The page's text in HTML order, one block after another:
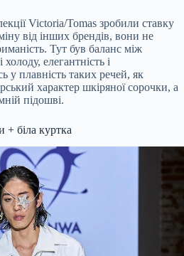
Victoria/Tomas зробили ставку
від інших брендів, вони не
Тут був баланс між
елегантність і
у плавність таких речей, як
характер шкіряної сорочки, а
підошві.
біла куртка